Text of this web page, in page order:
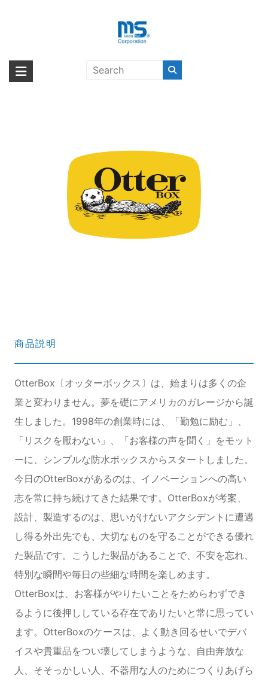
海外輸入ブランド商品｜株式会社
海外事業部が取り揃えている海外輸入商品には、日本では珍しい「海外ブ
ランド」をはじめ「ユニークな商品」「機能的な商品」「コストパフォー
商品説明
OtterBox〔オッターボックス〕は、始まりは多くの企
業と変わりません。夢を礎にアメリカのガレージから誕
生しました。1998年の創業時には、「勤勉に励む」、
「リスクを厭わない」、「お客様の声を聞く」をモット
ーに、シンプルな防水ボックスからスタートしました。
今日のOtterBoxがあるのは、イノベーションへの高い
志を常に持ち続けてきた結果です。OtterBoxが考案、
設計、製造するのは、思いがけないアクシデントに遭遇
し得る外出先でも、大切なものを守ることができる優れ
た製品です。こうした製品があることで、不安を忘れ、
特別な瞬間や毎日の些細な時間を楽しめます。
OtterBoxは、お客様がやりたいことをためらわずでき
るように後押ししている存在でありたいと常に思ってい
ます。OtterBoxのケースは、よく動き回るせいでデバ
イスや貴重品をつい壊してしまうような、自由奔放な
人、そそっかしい人、不器用な人のためにつくりあげら